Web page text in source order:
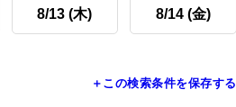
8/13 (木) 8/14 (金)
＋この検索条件を保存する